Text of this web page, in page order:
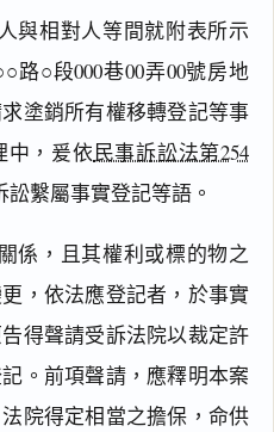
與相對人等間就附表所示
路○段000巷00弄00號房地
求塗銷所有權移轉登記等事
中，爰依民事訴訟法第254
繫屬事實登記等語。
係，且其權利或標的物之
，依法應登記者，於事實
得聲請受訴法院以裁定許
。前項聲請，應釋明本案
院得定相當之擔保，命供